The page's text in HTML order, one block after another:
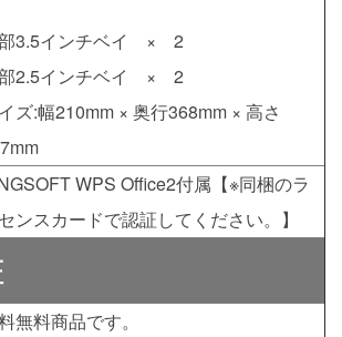
3.5インチベイ × 2
2.5インチベイ × 2
ズ:幅210mm × 奥行368mm × 高さ
WPS Office2付属【※同梱のラ
ンスカードで認証してください。】
無料商品です。